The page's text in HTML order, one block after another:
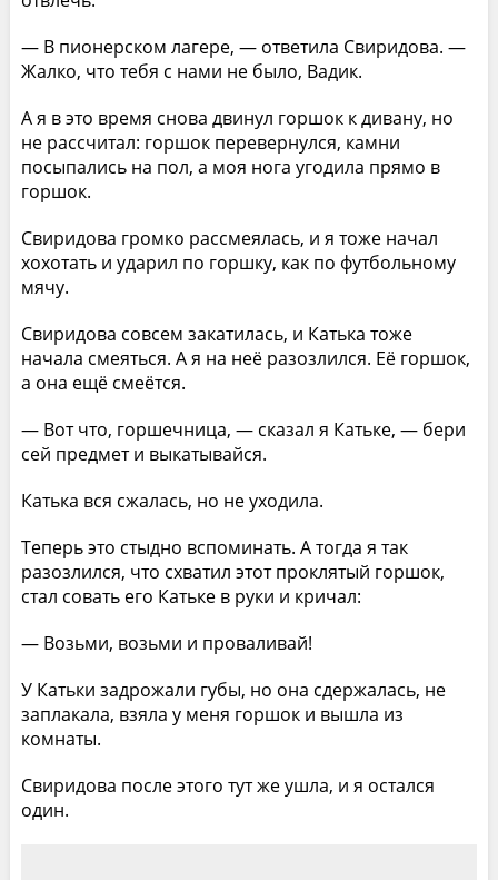
— В пионерском лагере, — ответила Свиридова. —
Жалко, что тебя с нами не было, Вадик.
А я в это время снова двинул горшок к дивану, но
не рассчитал: горшок перевернулся, камни
посыпались на пол, а моя нога угодила прямо в
горшок.
Свиридова громко рассмеялась, и я тоже начал
хохотать и ударил по горшку, как по футбольному
мячу.
Свиридова совсем закатилась, и Катька тоже
начала смеяться. А я на неё разозлился. Её горшок,
а она ещё смеётся.
— Вот что, горшечница, — сказал я Катьке, — бери
сей предмет и выкатывайся.
Катька вся сжалась, но не уходила.
Теперь это стыдно вспоминать. А тогда я так
разозлился, что схватил этот проклятый горшок,
стал совать его Катьке в руки и кричал:
— Возьми, возьми и проваливай!
У Катьки задрожали губы, но она сдержалась, не
заплакала, взяла у меня горшок и вышла из
комнаты.
Свиридова после этого тут же ушла, и я остался
один.